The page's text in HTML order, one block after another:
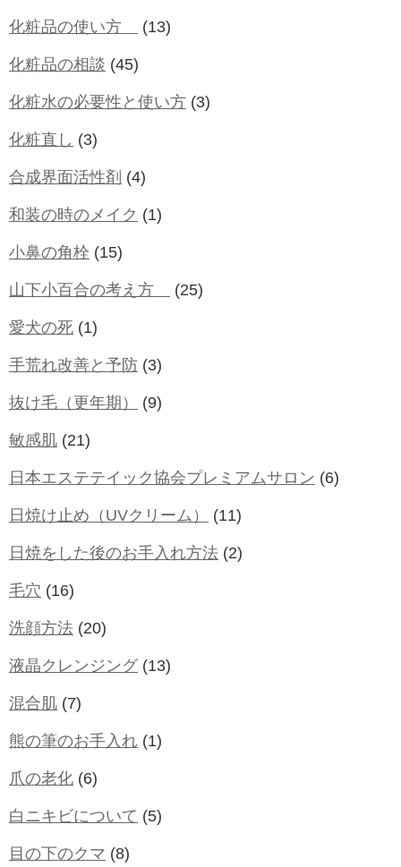
化粧品の使い方 (13)
化粧品の相談 (45)
化粧水の必要性と使い方 (3)
化粧直し (3)
合成界面活性剤 (4)
和装の時のメイク (1)
小鼻の角栓 (15)
山下小百合の考え方 (25)
愛犬の死 (1)
手荒れ改善と予防 (3)
抜け毛（更年期） (9)
敏感肌 (21)
日本エステテイック協会プレミアムサロン (6)
日焼け止め（UVクリーム） (11)
日焼をした後のお手入れ方法 (2)
毛穴 (16)
洗顔方法 (20)
液晶クレンジング (13)
混合肌 (7)
熊の筆のお手入れ (1)
爪の老化 (6)
白ニキビについて (5)
目の下のクマ (8)